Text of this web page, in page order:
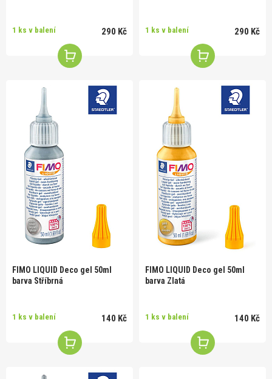
1 ks v balení 290 Kč 1 ks v balení 290 Kč
FIMO LIQUID Deco gel 50ml
barva Stříbrná
1 ks v balení 140 Kč
FIMO LIQUID Deco gel 50ml
barva Zlatá
1 ks v balení 140 Kč